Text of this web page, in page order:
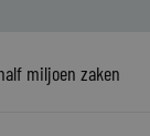
miljoen zaken